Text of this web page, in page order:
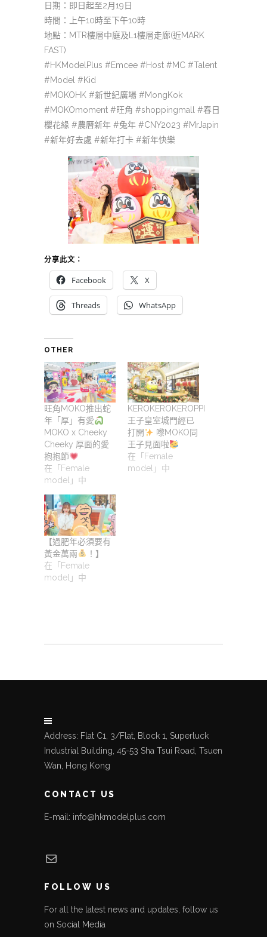
日期：即日起至2月19日
時間：上午10時至下午10時
地點：MTR樓層中庭及L1樓層走廊(近MARK
FAST)
#HKModelPlus #Emcee #Host #MC #Talent
#Model #Kid
#MOKOHK #新世紀廣場 #MongKok
#MOKOmoment #旺角 #shoppingmall #春日
櫻花緣 #農曆新年 #兔年 #CNY2023 #MrJapin
#新年好去處 #新年打卡 #新年快樂
分享此文：
Facebook X
Threads WhatsApp
OTHER
旺角MOKO推出蛇
年「厚」有愛
MOKO x Cheeky
Cheeky 厚面的愛
抱抱節
在「Female
model」中
KEROKEROKEROPPI
王子皇室城門經已
打開
嚟MOKO同
王子見面啦
在「Female
model」中
【過肥年必須要有
黃金萬兩
！】
在「Female
model」中
Address: Flat C1, 3/Flat, Block 1, Superluck
Industrial Building, 45-53 Sha Tsui Road, Tsuen
Wan, Hong Kong
CONTACT US
E-mail: info@hkmodelplus.com
Mail
FOLLOW US
For all the latest news and updates, follow us
on Social Media